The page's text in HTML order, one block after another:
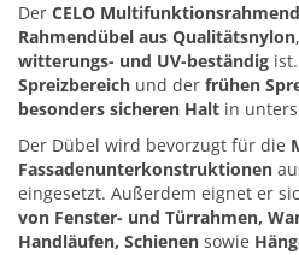
Der CELO
Rahmendübel aus Qualitätsnylon
witterungs- und UV-beständig
Spreizbereich und der frühen
besonders sicheren Halt in
Der Dübel wird bevorzugt für die
Fassadenunterkonstruktionen
eingesetzt. Außerdem eignet er
von Fenster- und Türrahmen,
Handläufen, Schienen sowie